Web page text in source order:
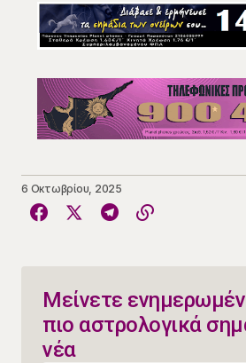
6 Οκτωβρίου, 2025
Μείνετε
πιο αστρολογικά
νέα